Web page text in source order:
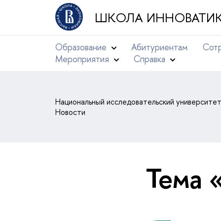
ШКОЛА
Образование Абитуриентам
Мероприятия
Справка
Национальный исследовательский
Новости
Тема